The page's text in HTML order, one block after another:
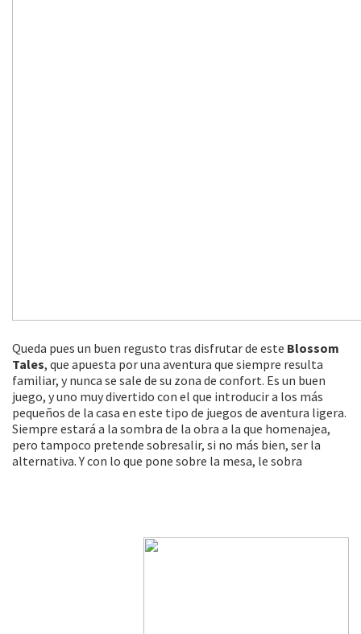
Queda pues un buen regusto tras disfrutar de este Blossom
Tales, que apuesta por una aventura que siempre resulta
familiar, y nunca se sale de su zona de confort. Es un buen
juego, y uno muy divertido con el que introducir a los más
pequeños de la casa en este tipo de juegos de aventura ligera.
Siempre estará a la sombra de la obra a la que homenajea,
pero tampoco pretende sobresalir, si no más bien, ser la
alternativa. Y con lo que pone sobre la mesa, le sobra